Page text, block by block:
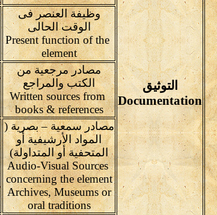
التوثيق
Documentation
وظيفة العنصر فى
الوقت الحالى
Present function of the
element
مصادر مرجعية من
الكتب والمراجع
Written sources from
books & references
مصادر سمعية – بصرية (
المواد الأرشيفية أو
المتحفية أو المتداولة)
Audio-Visual Sources
concerning the element
Archives, Museums or
oral traditions